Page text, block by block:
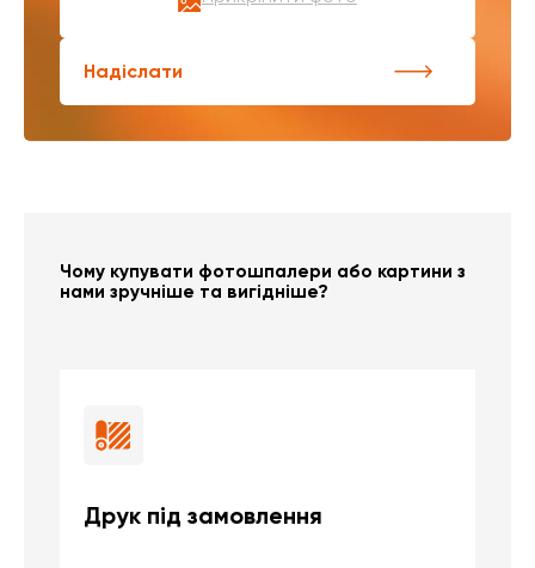
Надіслати
Чому купувати фотошпалери або картини з
нами зручніше та вигідніше?
Друк під замовлення